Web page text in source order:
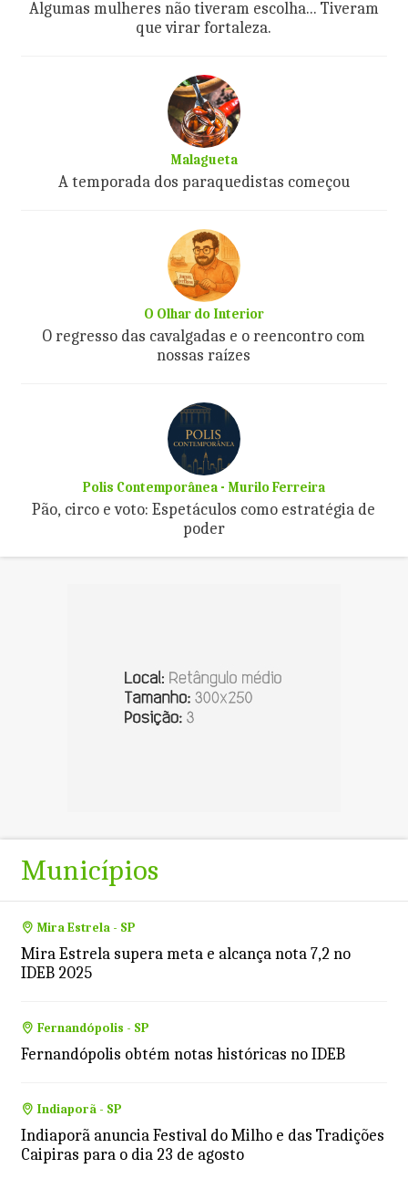
Algumas mulheres não tiveram escolha... Tiveram
que virar fortaleza.
Malagueta
A temporada dos paraquedistas começou
O Olhar do Interior
O regresso das cavalgadas e o reencontro com
nossas raízes
Polis Contemporânea - Murilo Ferreira
Pão, circo e voto: Espetáculos como estratégia de
poder
Municípios
Mira Estrela - SP
Mira Estrela supera meta e alcança nota 7,2 no
IDEB 2025
Fernandópolis - SP
Fernandópolis obtém notas históricas no IDEB
Indiaporã - SP
Indiaporã anuncia Festival do Milho e das Tradições
Caipiras para o dia 23 de agosto